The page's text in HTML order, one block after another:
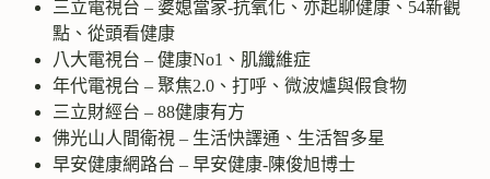
三立電視台 – 婆媳當家-抗氧化、亦起聊健康、54新觀
點、從頭看健康
八大電視台 – 健康No1、肌纖維症
年代電視台 – 聚焦2.0、打呼、微波爐與假食物
三立財經台 – 88健康有方
佛光山人間衛視 – 生活快譯通、生活智多星
早安健康網路台 – 早安健康-陳俊旭博士